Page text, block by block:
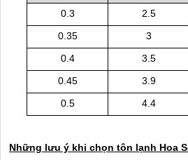
0.3 2.5
0.35
3
0.4
3.5
0.45
3.9
0.5
4.4
Những lưu ý khi chọn tôn lạnh Hoa